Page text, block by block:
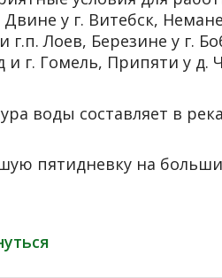
у г. Витебск,
г.п. Лоев, Березине у г.
и г. Гомель, Припяти у
воды составляет в
пятидневку на